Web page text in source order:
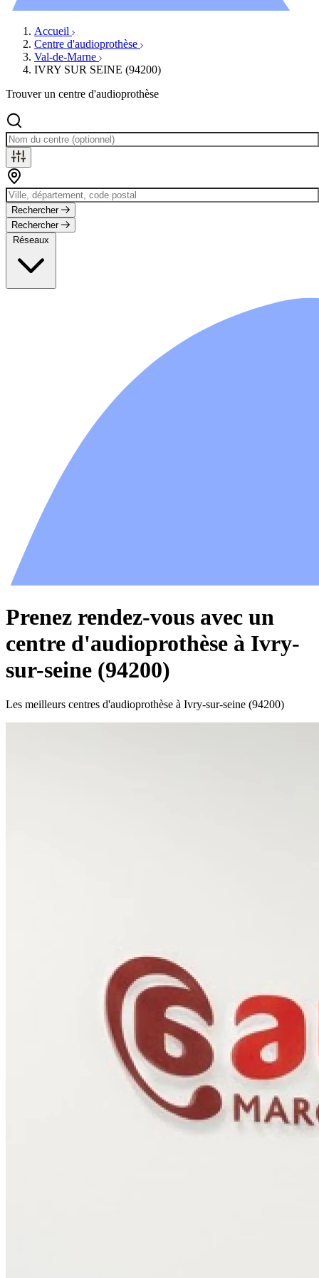
Accueil
Centre d'audioprothèse
Val-de-Marne
IVRY SUR SEINE (94200)
Trouver un centre d'audioprothèse
Rechercher
Rechercher
Réseaux
Prenez rendez-vous avec un
centre d'audioprothèse à Ivry-
sur-seine (94200)
Les meilleurs centres d'audioprothèse à Ivry-sur-seine (94200)